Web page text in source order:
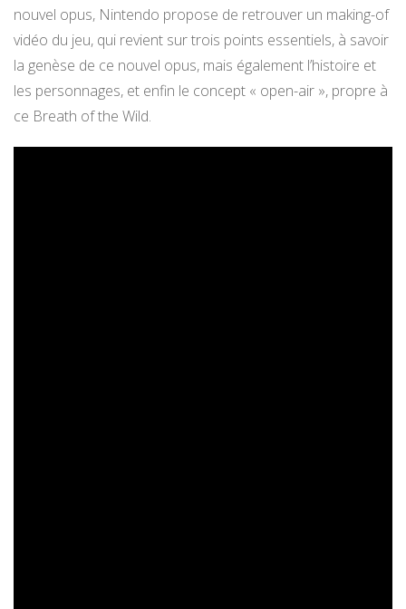
nouvel opus, Nintendo propose de retrouver un making-of
vidéo du jeu, qui revient sur trois points essentiels, à savoir
la genèse de ce nouvel opus, mais également l’histoire et
les personnages, et enfin le concept « open-air », propre à
ce Breath of the Wild.